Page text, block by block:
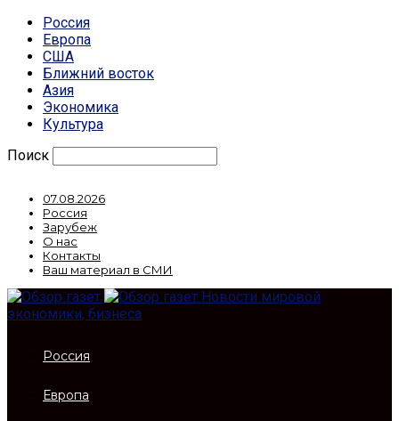
Россия
Европа
США
Ближний восток
Азия
Экономика
Культура
Поиск
07.08.2026
Россия
Зарубеж
О нас
Контакты
Ваш материал в СМИ
Новости мировой
экономики, бизнеса
Россия
Европа